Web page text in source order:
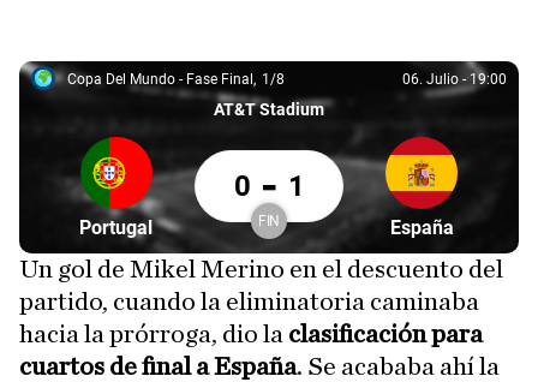
Copa del Mundo - Fase Final, 1/8
Copa Del Mundo - Fase Final 1/8 06. Julio, 19:00
06. Julio - 19:00
AT&T Stadium
Partícipe: Portugal
Portugal
Portugal 0 España 1
0 - 1
Finalizado
FIN Partícipe:
España
Un gol de Mikel Merino en el descuento del
partido, cuando la eliminatoria caminaba
hacia la prórroga, dio la clasificación para
cuartos de final a España. Se acababa ahí la